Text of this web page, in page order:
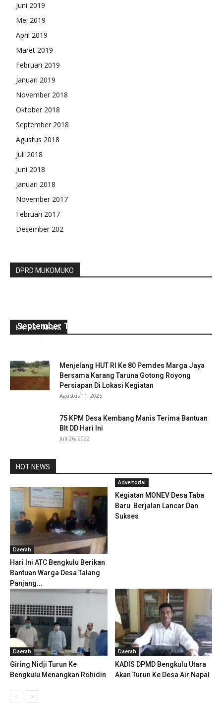
Juni 2019
Mei 2019
April 2019
Maret 2019
Februari 2019
Januari 2019
November 2018
Oktober 2018
September 2018
Agustus 2018
Juli 2018
Juni 2018
Januari 2018
November 2017
Februari 2017
Desember 202
DPRD MUKOMUKO
LATEST NEWS
September Tahun 2022
-
Menjelang HUT RI Ke 80 Pemdes Marga Jaya
Bersama Karang Taruna Gotong Royong
Persiapan Di Lokasi Kegiatan
Agustus 11, 2025
75 KPM Desa Kembang Manis Terima Bantuan
Blt DD Hari Ini
Juli 26, 2022
HOT NEWS
Daerah
Hari Ini ATC Bengkulu Berikan
Bantuan Warga Desa Talang
Panjang...
Advertorial
Kegiatan MONEV Desa Taba
Baru Berjalan Lancar Dan
Sukses
Daerah
Giring Nidji Turun Ke
Bengkulu Menangkan Rohidin
Daerah
KADIS DPMD Bengkulu Utara
Akan Turun Ke Desa Air Napal